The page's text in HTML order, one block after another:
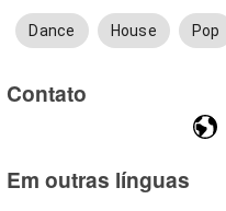
Dance House Pop
Contato
Em outras línguas